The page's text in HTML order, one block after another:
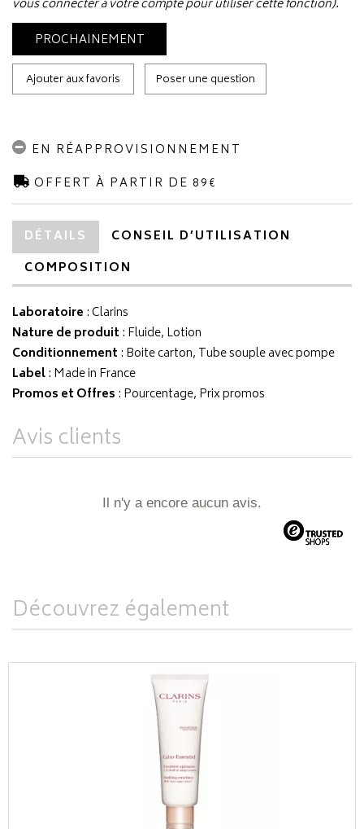
vous connecter à votre compte pour utiliser cette fonction).
PROCHAINEMENT
Ajouter aux favoris Poser une question
EN RÉAPPROVISIONNEMENT
OFFERT À PARTIR DE 89€
DÉTAILS
CONSEIL D’UTILISATION
COMPOSITION
Laboratoire :Clarins
Nature de produit : Fluide, Lotion
Conditionnement : Boite carton, Tube souple avec pompe
Label: Made in France
Promos et Offres : Pourcentage, Prix promos
Avis clients
Il n'y a encore aucun avis.
Découvrez également